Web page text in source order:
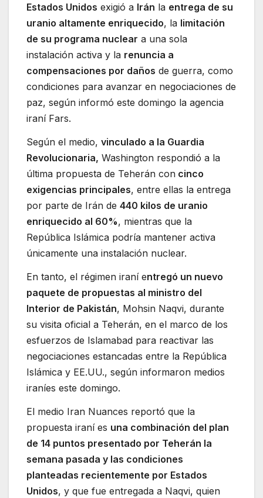
Estados Unidos exigió a Irán la entrega de su
uranio altamente enriquecido, la limitación
de su programa nuclear a una sola
instalación activa y la renuncia a
compensaciones por daños de guerra, como
condiciones para avanzar en negociaciones de
paz, según informó este domingo la agencia
iraní Fars.
Según el medio, vinculado a la Guardia
Revolucionaria, Washington respondió a la
última propuesta de Teherán con cinco
exigencias principales, entre ellas la entrega
por parte de Irán de 440 kilos de uranio
enriquecido al 60%, mientras que la
República Islámica podría mantener activa
únicamente una instalación nuclear.
En tanto, el régimen iraní entregó un nuevo
paquete de propuestas al ministro del
Interior de Pakistán, Mohsin Naqvi, durante
su visita oficial a Teherán, en el marco de los
esfuerzos de Islamabad para reactivar las
negociaciones estancadas entre la República
Islámica y EE.UU., según informaron medios
iraníes este domingo.
El medio Iran Nuances reportó que la
propuesta iraní es una combinación del plan
de 14 puntos presentado por Teherán la
semana pasada y las condiciones
planteadas recientemente por Estados
Unidos, y que fue entregada a Naqvi, quien